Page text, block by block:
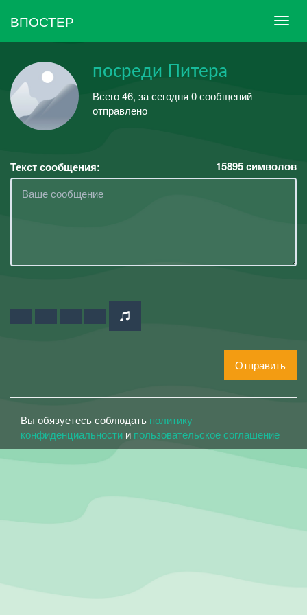
ВПОСТЕР
посреди Питера
Всего 46, за сегодня 0 сообщений
отправлено
Текст сообщения: 15895символов
Отправить
Вы обязуетесь соблюдать политику
конфиденциальности и пользовательское соглашение